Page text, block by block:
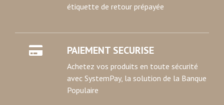
étiquette de retour prépayée
PAIEMENT SECURISE
Achetez vos produits en toute sécurité
avec SystemPay, la solution de la Banque
Populaire